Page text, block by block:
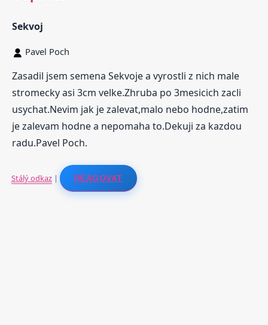
Sekvoj
Pavel Poch
Zasadil jsem semena Sekvoje a vyrostli z nich male
stromecky asi 3cm velke.Zhruba po 3mesicich zacli
usychat.Nevim jak je zalevat,malo nebo hodne,zatim
je zalevam hodne a nepomaha to.Dekuji za kazdou
radu.Pavel Poch.
Stálý odkaz| REAGOVAT